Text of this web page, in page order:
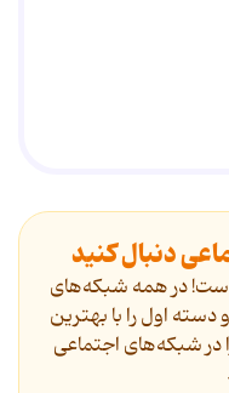
دنبال کنید
است! در همه شبکه‌های
اول را با بهترین
در شبکه‌های اجتماعی